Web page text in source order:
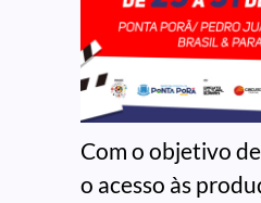
Com o objetivo
o acesso às